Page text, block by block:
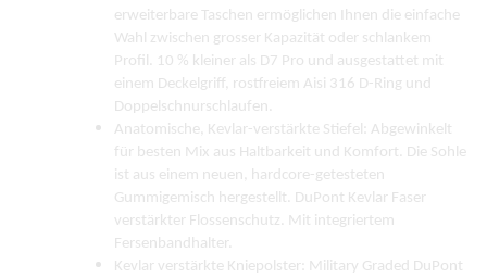
erweiterbare Taschen ermöglichen Ihnen die einfache
Wahl zwischen grosser Kapazität oder schlankem
Profil. 10 % kleiner als D7 Pro und ausgestattet mit
einem Deckelgriff, rostfreiem Aisi 316 D-Ring und
Doppelschnurschlaufen.
Anatomische, Kevlar-verstärkte Stiefel: Abgewinkelt
für besten Mix aus Haltbarkeit und Komfort. Die Sohle
ist aus einem neuen, hardcore-getesteten
Gummigemisch hergestellt. DuPont Kevlar Faser
verstärkter Flossenschutz. Mit integriertem
Fersenbandhalter.
Kevlar verstärkte Kniepolster: Military Graded DuPont